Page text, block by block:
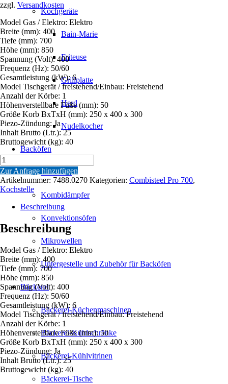
Kochgeräte
Bain-Marie
Friteuse
Grillplatte
Herd
Nudelkocher
Backöfen
Backöfen
Kombidämpfer
Konvektionsöfen
Mikrowellen
Untergestelle und Zubehör für Backöfen
Bäckerei
Bäckerei-Küchenmaschinen
Bäckerei-Kühlschränke
Bäckerei-Kühlvitrinen
Bäckerei-Tische
zzgl. Versandkosten
Model Gas / Elektro: Elektro
Breite (mm): 400
Tiefe (mm): 700
Höhe (mm): 850
Spannung (Volt): 400
Frequenz (Hz): 50/60
Gesamtleistung (kW): 6
Model Tischgerät / freistehend/Einbau: Freistehend
Anzahl der Körbe: 1
Höhenverstellbare Füße (mm): 50
Größe Korb BxTxH (mm): 250 x 400 x 300
Piezo-Zündung: Ja
Inhalt Brutto (Ltr.): 25
Bruttogewicht (kg): 40
PRO
700
ELEKTRO
NUDELNKOCHER
Menge
Zur Anfrage hinzufügen
Artikelnummer: 7488.0270 Kategorien: Combisteel Pro 700,
Kochstelle
Beschreibung
Beschreibung
Model Gas / Elektro: Elektro
Breite (mm): 400
Tiefe (mm): 700
Höhe (mm): 850
Spannung (Volt): 400
Frequenz (Hz): 50/60
Gesamtleistung (kW): 6
Model Tischgerät / freistehend/Einbau: Freistehend
Anzahl der Körbe: 1
Höhenverstellbare Füße (mm): 50
Größe Korb BxTxH (mm): 250 x 400 x 300
Piezo-Zündung: Ja
Inhalt Brutto (Ltr.): 25
Bruttogewicht (kg): 40